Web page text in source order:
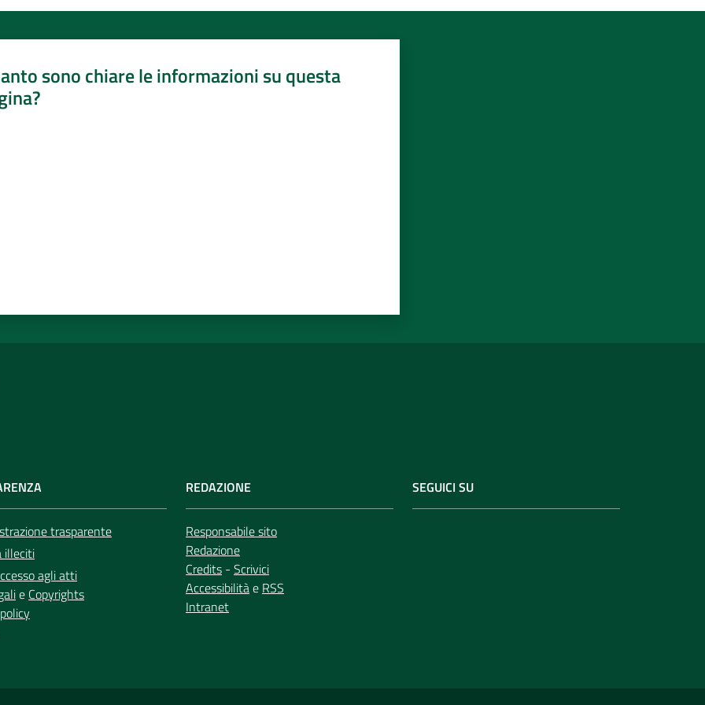
sono chiare le informazioni su questa
trasparente
illeciti
agli atti
e Copyrights
REDAZIONE
Responsabile sito
Redazione
Credits - Scrivici
Accessibilitàe RSS
Intranet
SEGUICI SU